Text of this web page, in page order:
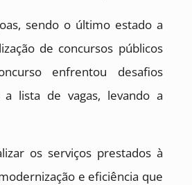
sendo o último estado a
de concursos públicos
enfrentou desafios
a lista de vagas, levando a
os serviços prestados à
e eficiência que